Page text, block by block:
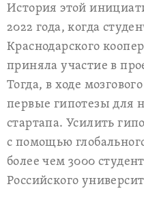
История этой
2022 года, когда
Краснодарского
приняла участие в
Тогда, в ходе
первые гипотезы для
стартапа. Усилить
с помощью
более чем 3000
Российского